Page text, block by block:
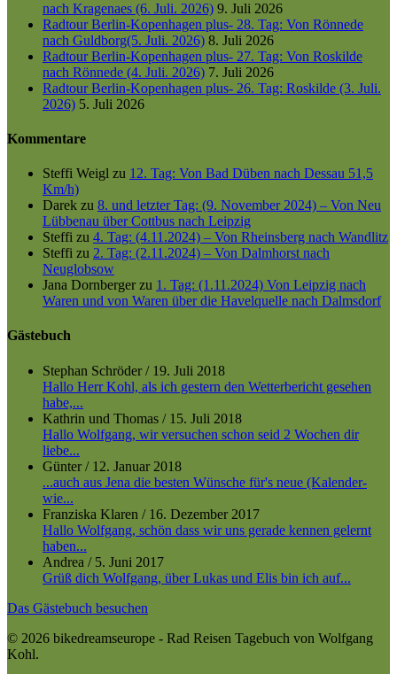
nach Kragenaes (6. Juli. 2026) 9. Juli 2026
Radtour Berlin-Kopenhagen plus- 28. Tag: Von Rönnede
nach Guldborg(5. Juli. 2026) 8. Juli 2026
Radtour Berlin-Kopenhagen plus- 27. Tag: Von Roskilde
nach Rönnede (4. Juli. 2026) 7. Juli 2026
Radtour Berlin-Kopenhagen plus- 26. Tag: Roskilde (3. Juli.
2026) 5. Juli 2026
Kommentare
Steffi Weigl zu 12. Tag: Von Bad Düben nach Dessau 51,5
Km/h)
Darek zu 8. und letzter Tag: (9. November 2024) – Von Neu
Lübbenau über Cottbus nach Leipzig
Steffi zu 4. Tag: (4.11.2024) – Von Rheinsberg nach Wandlitz
Steffi zu 2. Tag: (2.11.2024) – Von Dalmhorst nach
Neuglobsow
Jana Dornbergerzu 1. Tag: (1.11.2024) Von Leipzig nach
Waren und von Waren über die Havelquelle nach Dalmsdorf
Gästebuch
Stephan Schröder/ 19. Juli 2018
Hallo Herr Kohl, als ich gestern den Wetterbericht gesehen
habe,...
Kathrin und Thomas / 15. Juli 2018
Hallo Wolfgang, wir versuchen schon seid 2 Wochen dir
liebe...
Günter/ 12. Januar 2018
...auch aus Jena die besten Wünsche für's neue (Kalender-
wie...
Franziska Klaren / 16. Dezember 2017
Hallo Wolfgang, schön dass wir uns gerade kennen gelernt
haben...
Andrea / 5. Juni 2017
Grüß dich Wolfgang, über Lukas und Elis bin ich auf...
Das Gästebuch besuchen
© 2026 bikedreamseurope - Rad Reisen Tagebuch von Wolfgang
Kohl.